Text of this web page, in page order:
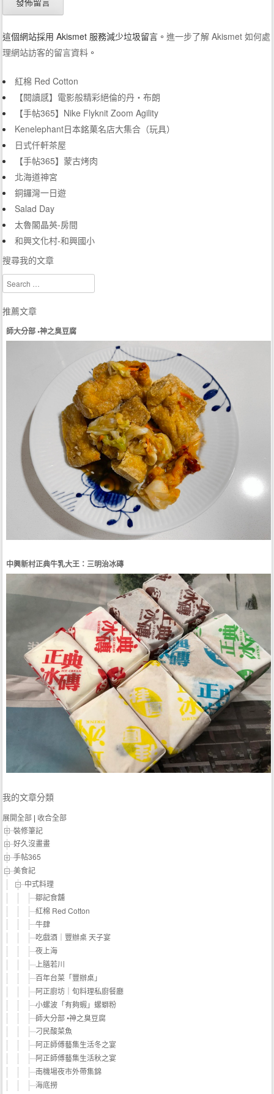
這個網站採用 Akismet 服務減少垃圾留言。進一步了解 Akismet 如何處
理網站訪客的留言資料 。
紅棉 Red Cotton
【閱讀感】電影般精彩絕倫的丹‧布朗
【手帖365】Nike Flyknit Zoom Agility
Kenelephant日本銘菓名店大集合（玩具）
日式仟軒茶屋
【手帖365】蒙古烤肉
北海道神宮
銅鑼灣一日遊
Salad Day
太魯閣晶英-房間
和興文化村-和興國小
搜尋我的文章
Search
推薦文章
師大分部 •神之臭豆腐
中興新村正典牛乳大王：三明治冰磚
我的文章分類
展開全部 | 收合全部
裝修筆記
好久沒畫畫
手帖365
美食記
中式料理
鄒記食舖
紅棉 Red Cotton
牛肆
吃戲酒｜豐辦桌 天子宴
夜上海
上膳若川
百年台菜「豐辦桌」
阿正廚坊｜旬料理私廚餐廳
小螺波「有夠蝦」螺螄粉
師大分部 •神之臭豆腐
刁民酸菜魚
阿正師傅藝集生活冬之宴
阿正師傅藝集生活秋之宴
南機場夜市外帶集錦
海底撈